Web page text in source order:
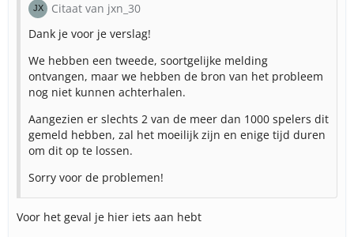
Citaat van jxn_30
Dank je voor je verslag!
We hebben een tweede, soortgelijke melding
ontvangen, maar we hebben de bron van het probleem
nog niet kunnen achterhalen.
Aangezien er slechts 2 van de meer dan 1000 spelers dit
gemeld hebben, zal het moeilijk zijn en enige tijd duren
om dit op te lossen.
Sorry voor de problemen!
Voor het geval je hier iets aan hebt